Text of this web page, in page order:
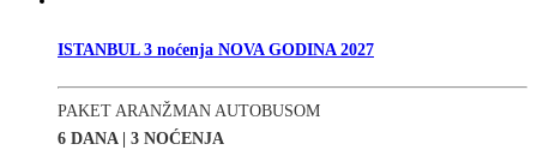
ISTANBUL 3 noćenja NOVA GODINA 2027
PAKET ARANŽMAN AUTOBUSOM
6 DANA | 3 NOĆENJA